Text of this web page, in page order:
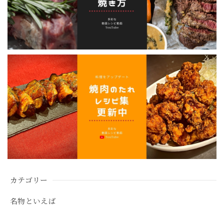
カテゴリー
名物といえば